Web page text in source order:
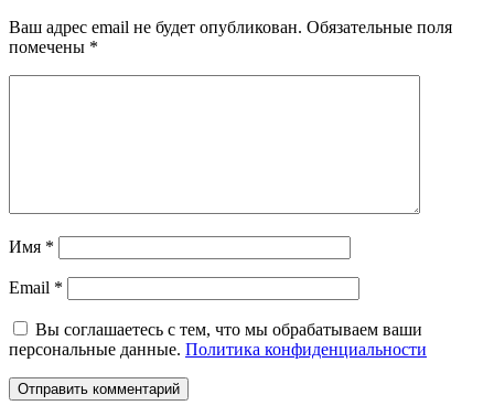
Ваш адрес email не будет опубликован. Обязательные поля
помечены *
Имя *
Email *
Вы соглашаетесь с тем, что мы обрабатываем ваши
персональные данные. Политика конфиденциальности